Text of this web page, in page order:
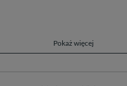
Maschenbild setzt einen
Kleid oder Denim.
bietet Bewegungsfreiheit und
Pokaż więcej